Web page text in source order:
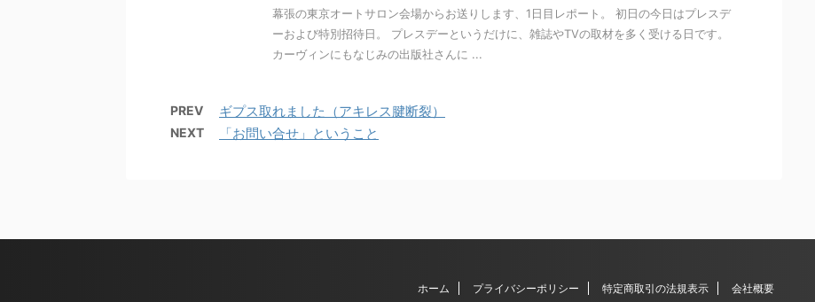
幕張の東京オートサロン会場からお送りします、1日目レポート。 初日の今日はプレスデ
ーおよび特別招待日。 プレスデーというだけに、雑誌やTVの取材を多く受ける日です。
カーヴィンにもなじみの出版社さんに ...
PREV ギプス取れました（アキレス腱断裂）
NEXT 「お問い合せ」ということ
ホーム プライバシーポリシー 特定商取引の法規表示 会社概要